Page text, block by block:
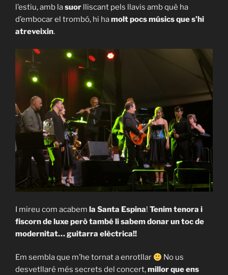
l’estiu, amb lasuor lliscant pels llavis amb què ha
d’embocar el trombó, hi hamolt pocs músics que s’hi
atreveixin.
I mireu com acabem la Santa Espina! Tenim tenora i
fiscorn de luxe però també li sabem donar un toc de
modernitat… guitarra elèctrica!!
Em sembla que m’he tornat a enrotllar
No us
desvetllaré més secrets del concert,millor que ens